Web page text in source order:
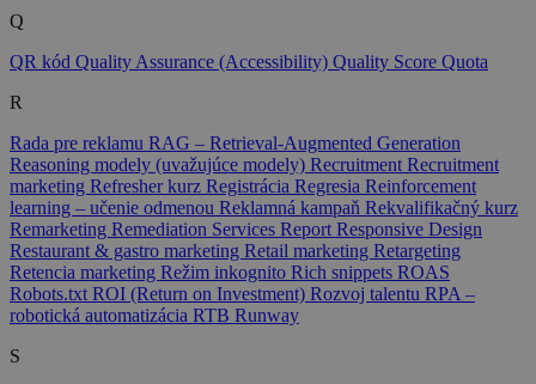
Q
QR kód Quality Assurance (Accessibility) Quality Score Quota
R
Rada pre reklamu RAG – Retrieval-Augmented Generation
Reasoning modely (uvažujúce modely) Recruitment Recruitment
marketing Refresher kurz Registrácia Regresia Reinforcement
learning – učenie odmenou Reklamná kampaň Rekvalifikačný kurz
Remarketing Remediation Services Report Responsive Design
Restaurant & gastro marketing Retail marketing Retargeting
Retencia marketing Režim inkognito Rich snippets ROAS
Robots.txt ROI (Return on Investment) Rozvoj talentu RPA –
robotická automatizácia RTB Runway
S